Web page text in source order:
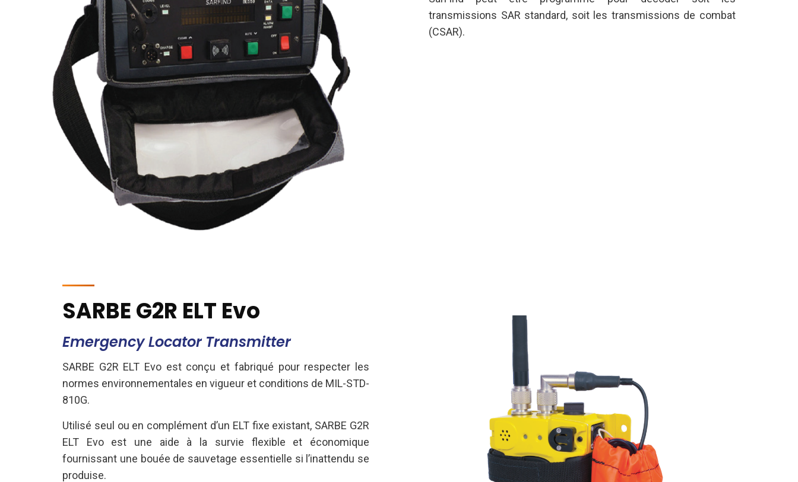
transmissions SAR standard, soit les transmissions de combat
(CSAR).
SARBE G2R ELT Evo
Emergency Locator Transmitter
SARBE G2R ELT Evo est conçu et fabriqué pour respecter les
normes environnementales en vigueur et conditions de MIL-STD-
810G.
Utilisé seul ou en complément d’un ELT fixe existant, SARBE G2R
ELT Evo est une aide à la survie flexible et économique
fournissant une bouée de sauvetage essentielle si l’inattendu se
produise.